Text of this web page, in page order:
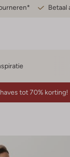
Betaal
tot 70% korting!